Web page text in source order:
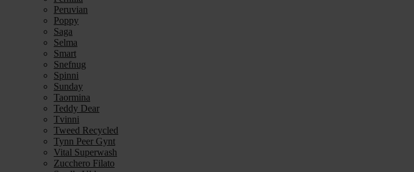
Peruvian
Poppy
Saga
Selma
Smart
Snefnug
Spinni
Sunday
Taormina
Teddy Dear
Tvinni
Tweed Recycled
Tynn Peer Gynt
Vital Superwash
Zucchero Filato